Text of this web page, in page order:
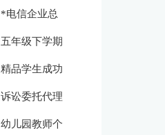
*电信企业总
经理任职期间
述职报告(全
文共2801字)
五年级下学期
教学计划【精
品多篇】
精品学生成功
学习的五大方
法（多篇）
诉讼委托代理
合同集合14
幼儿园教师个